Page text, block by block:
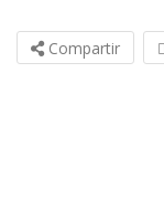
Compartir